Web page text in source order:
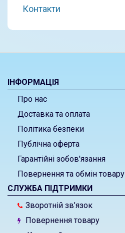
Контакти
ІНФОРМАЦІЯ
Про нас
Доставка та оплата
Політика безпеки
Публічна оферта
Гарантійні зобов'язання
Повернення та обмін товару
СЛУЖБА ПІДТРИМКИ
Зворотній зв’язок
Повернення товару